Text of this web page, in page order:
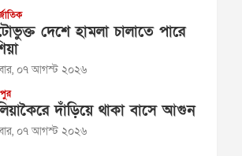
দেশে হামলা চালাতে পারে
০৭ আগস্ট ২০২৬
দাঁড়িয়ে থাকা বাসে আগুন
০৭ আগস্ট ২০২৬